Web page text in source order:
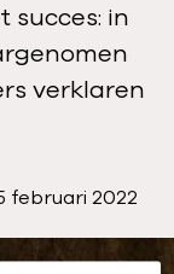
succes: in
verklaren
februari 2022